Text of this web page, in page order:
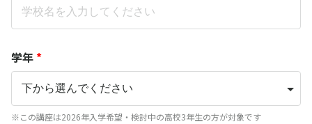
学年 *
※この講座は2026年入学希望・検討中の高校3年生の方が対象です